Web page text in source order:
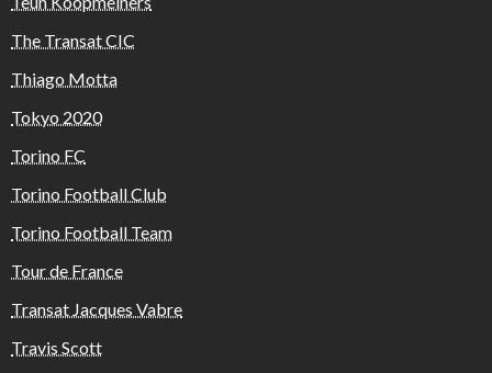
The Transat CIC
Thiago Motta
Tokyo 2020
Torino FC
Torino Football Club
Torino Football Team
Tour de France
Transat Jacques Vabre
Travis Scott